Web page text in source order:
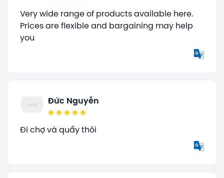
Very wide range of products available here.
Prices are flexible and bargaining may help
you
Đức Nguyễn
Đi chợ và quẩy thôi